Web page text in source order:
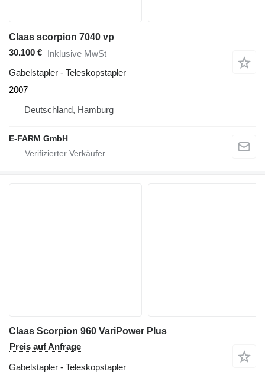
Claas scorpion 7040 vp
30.100 € Inklusive MwSt
Gabelstapler - Teleskopstapler
2007
Deutschland, Hamburg
E-FARM GmbH
Claas Scorpion 960 VariPower Plus
Preis auf Anfrage
Gabelstapler - Teleskopstapler